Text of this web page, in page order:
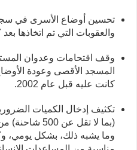
تحسين أوضاع الأسرى في
والعقوبات التي تم اتخاذها بعد 7-10-2023.
وقف اقتحامات وعدوان
المسجد الأقصى وعودة
كانت عليه قبل عام 2002.
تكثيف إدخال الكميات
(بما لا تقل عن
وما يشبه ذلك، بشكل يومي،